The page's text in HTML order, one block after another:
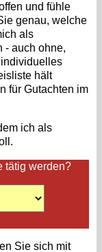
und fühle
genau, welche
als
- auch ohne,
hält
für Gutachten im
ich als
tätig werden?
Sie sich mit